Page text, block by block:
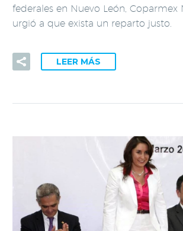
federales en Nuevo León, Coparmex
urgió a que exista un reparto justo.
LEER MÁS